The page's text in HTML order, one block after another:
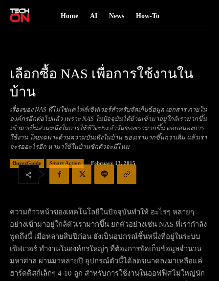
Home AI News How-To
เลือกซื้อ NAS เพื่อการใช้งานใน
บ้าน
เรื่องของ NAS ที่ไม่ใช่แค่ไฟล์เซิฟเวอร์สำหรับจัดเก็บข้อมูล เอกสาร ภายใน
องค์กรอีกต่อไปแล้ว เพราะ NAS ในปัจจุบันได้ย้ายเข้ามาอยู่ใกล้เรามากขึ้น
เข้ามาเป็นส่วนหนึ่งในการใช้ชีวิตประจำวันของเรามากขึ้น ตอบสนองการ
ใช้งาน โดยเฉพาะด้านความบันเทิงในบ้าน ของเรามากขึ้นกว่าเดิม แล้วเรา
จะรออะไรอีก หามาใช้ในบ้านซักตัวจะมีไหม
BuyerGuide Smart Action February 13, 2015
ความก้าวหน้าของเทคโนโลยีในปัจจุบันทำให้ อะไรๆ หลายๆ
อย่างเข้ามาอยู่ใกล้ตัวเรามากขึ้น ยกตัวอย่างเช่น NAS ที่เรากำลัง
พูดถึงนี้ เมื่อหลายสิบปีก่อน ยังเป็นอุปกรณ์ชิ้นหนึ่งที่อยู่ในระบบ
เซิฟเวอร์ ทำงานในองค์กรใหญ่ๆ ที่ต้องการจัดเก็บข้อมูลจำนวน
มหาศาล ผ่านมาหลายปี อุปกรณ์ตัวนี้ได้ลดขนาดลงมาเหลือแค่
ฮาร์ดดิสก์เล็กๆ 4-10 ลูก สำหรับการใช้งานในออฟฟิศไม่ใหญ่นัก